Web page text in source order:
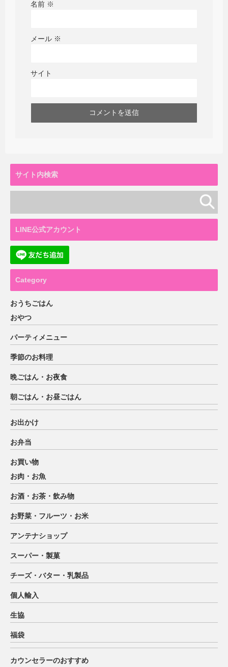
名前 ※
メール ※
サイト
サイト内検索
LINE公式アカウント
Category
おうちごはん
おやつ
パーティメニュー
季節のお料理
晩ごはん・お夜食
朝ごはん・お昼ごはん
お出かけ
お弁当
お買い物
お肉・お魚
お酒・お茶・飲み物
お野菜・フルーツ・お米
アンテナショップ
スーパー・製菓
チーズ・バター・乳製品
個人輸入
生協
福袋
カウンセラーのおすすめ